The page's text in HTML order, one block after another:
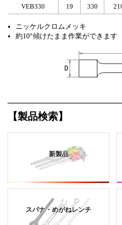
VEB330
19 330
ニッケルクロムメッキ
約10°傾けたまま作業ができます
【製品検索】
新製品
スパナ・めがねレンチ